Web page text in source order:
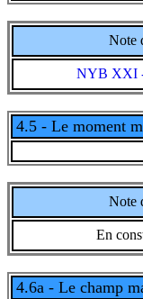
Note
NYB XXI
4.5 - Le moment
Note
En
4.6a - Le champ